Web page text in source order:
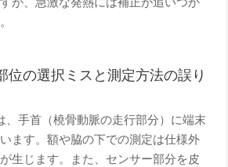
位の選択ミスと測定方法の誤り
、手首（橈骨動脈の走行部分）に端末
ます。額や脇の下での測定は仕様外
生じます。また、センサー部分を皮